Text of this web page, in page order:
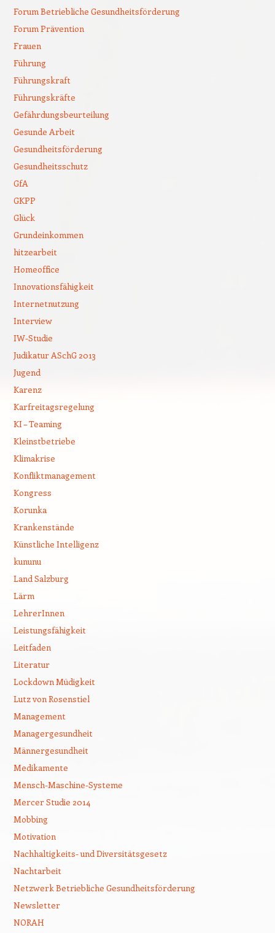
Forum Betriebliche Gesundheitsförderung
Forum Prävention
Frauen
Führung
Führungskraft
Führungskräfte
Gefährdungsbeurteilung
Gesunde Arbeit
Gesundheitsförderung
Gesundheitsschutz
GfA
GKPP
Glück
Grundeinkommen
hitzearbeit
Homeoffice
Innovationsfähigkeit
Internetnutzung
Interview
IW-Studie
Judikatur ASchG 2013
Jugend
Karenz
Karfreitagsregelung
KI – Teaming
Kleinstbetriebe
Klimakrise
Konfliktmanagement
Kongress
Korunka
Krankenstände
Künstliche Intelligenz
kununu
Land Salzburg
Lärm
LehrerInnen
Leistungsfähigkeit
Leitfaden
Literatur
Lockdown Müdigkeit
Lutz von Rosenstiel
Management
Managergesundheit
Männergesundheit
Medikamente
Mensch-Maschine-Systeme
Mercer Studie 2014
Mobbing
Motivation
Nachhaltigkeits- und Diversitätsgesetz
Nachtarbeit
Netzwerk Betriebliche Gesundheitsförderung
Newsletter
NORAH